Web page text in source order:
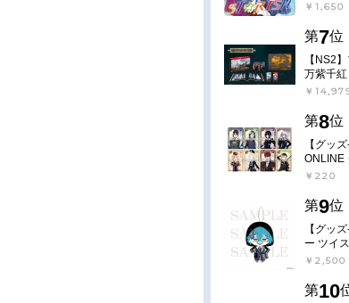
￥1,650
第7位
【NS2
万紫千
￥
第8位
【グッ
ONLINE
ンガム
￥220
第9位
【グッ
ー ツイ
ミニミ
￥2,500
第10